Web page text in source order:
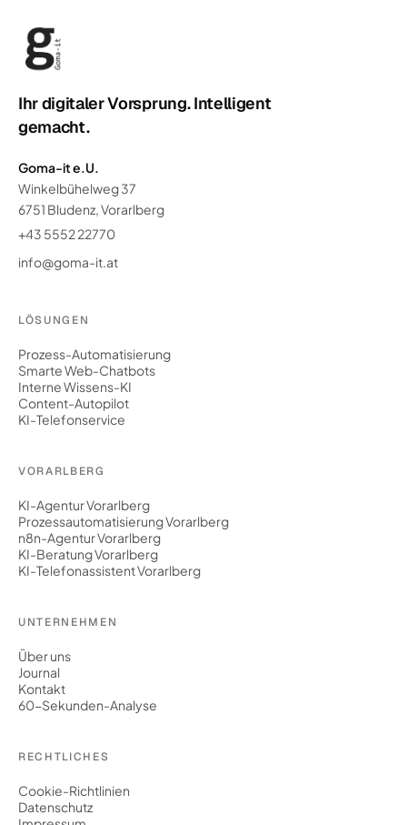
Ihr digitaler Vorsprung. Intelligent
gemacht.
Goma-it e.U.
Winkelbühelweg 37
6751 Bludenz, Vorarlberg
+43 5552 22770
info@goma-it.at
LÖSUNGEN
Prozess-Automatisierung
Smarte Web-Chatbots
Interne Wissens-KI
Content-Autopilot
KI-Telefonservice
VORARLBERG
KI-Agentur Vorarlberg
Prozessautomatisierung Vorarlberg
n8n-Agentur Vorarlberg
KI-Beratung Vorarlberg
KI-Telefonassistent Vorarlberg
UNTERNEHMEN
Über uns
Journal
Kontakt
60-Sekunden-Analyse
RECHTLICHES
Cookie-Richtlinien
Datenschutz